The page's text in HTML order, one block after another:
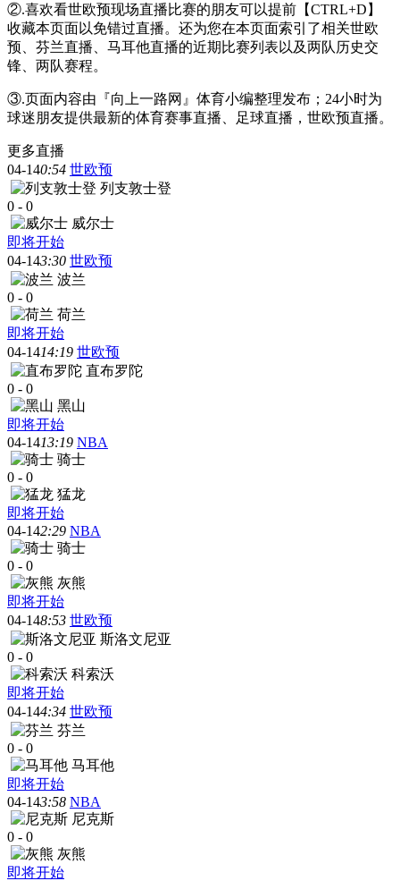
②.喜欢看世欧预现场直播比赛的朋友可以提前【CTRL+D】
收藏本页面以免错过直播。还为您在本页面索引了相关世欧
预、芬兰直播、马耳他直播的近期比赛列表以及两队历史交
锋、两队赛程。
③.页面内容由『向上一路网』体育小编整理发布；24小时为
球迷朋友提供最新的体育赛事直播、足球直播，世欧预直播。
更多直播
04-140:54 世欧预
列支敦士登
0 - 0
威尔士
即将开始
04-143:30 世欧预
波兰
0 - 0
荷兰
即将开始
04-1414:19 世欧预
直布罗陀
0 - 0
黑山
即将开始
04-1413:19 NBA
骑士
0 - 0
猛龙
即将开始
04-142:29 NBA
骑士
0 - 0
灰熊
即将开始
04-148:53 世欧预
斯洛文尼亚
0 - 0
科索沃
即将开始
04-144:34 世欧预
芬兰
0 - 0
马耳他
即将开始
04-143:58 NBA
尼克斯
0 - 0
灰熊
即将开始